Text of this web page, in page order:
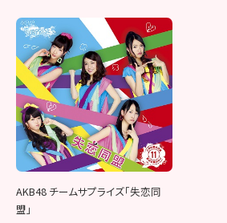
AKB48 チームサプライズ「失恋同
盟」